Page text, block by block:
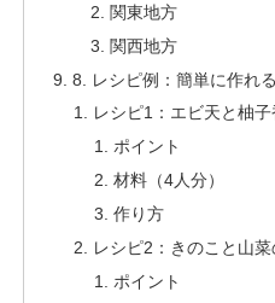
関東地方
関西地方
8. レシピ例：簡単に作れ
レシピ1：エビ天と柚
ポイント
材料（4人分）
作り方
レシピ2：きのこと山
ポイント